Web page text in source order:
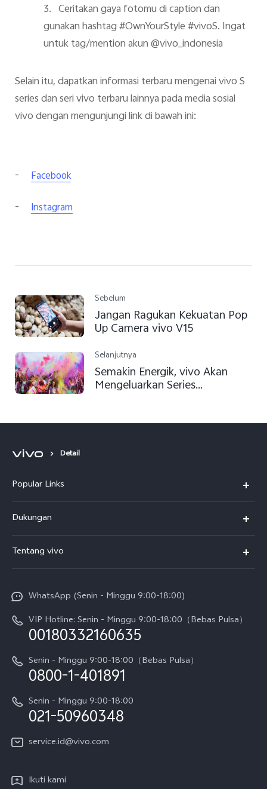
3. Ceritakan gaya fotomu di caption dan
gunakan hashtag #OwnYourStyle #vivoS. Ingat
untuk tag/mention akun @vivo_indonesia
Selain itu, dapatkan informasi terbaru mengenai vivo S
series dan serivivo terbarulainnya pada media sosial
vivo dengan mengunjungi link di bawah ini:
- Facebook
- Instagram
Sebelum
Jangan Ragukan Kekuatan Pop
Up Camera vivo V15
Selanjutnya
Semakin Energik, vivo Akan
Mengeluarkan Series
Detail
Popular Links
T5
T5 Pro
V70
V70 FE
Y05
X300 Pro
Gerai Terdekat
Dukungan
Service Center
Funtouch OS
Pembaruan Sistem
Harga Spare Part
Otentikasi IMEI
Kebijakan Garansi vivo
Layanan Perbaikan Antar Jemput
Tentang vivo
Sejarah
Berita
Pemberitahuan Hukum
Tentang Kami
Pusat Privasi vivo
WhatsApp (Senin - Minggu 9:00-18:00)
VIP Hotline: Senin - Minggu 9:00-18:00（Bebas Pulsa）
00180332160635
Senin - Minggu 9:00-18:00（Bebas Pulsa）
0800-1-401891
Senin - Minggu 9:00-18:00
021-50960348
service.id@vivo.com
Ikuti kami